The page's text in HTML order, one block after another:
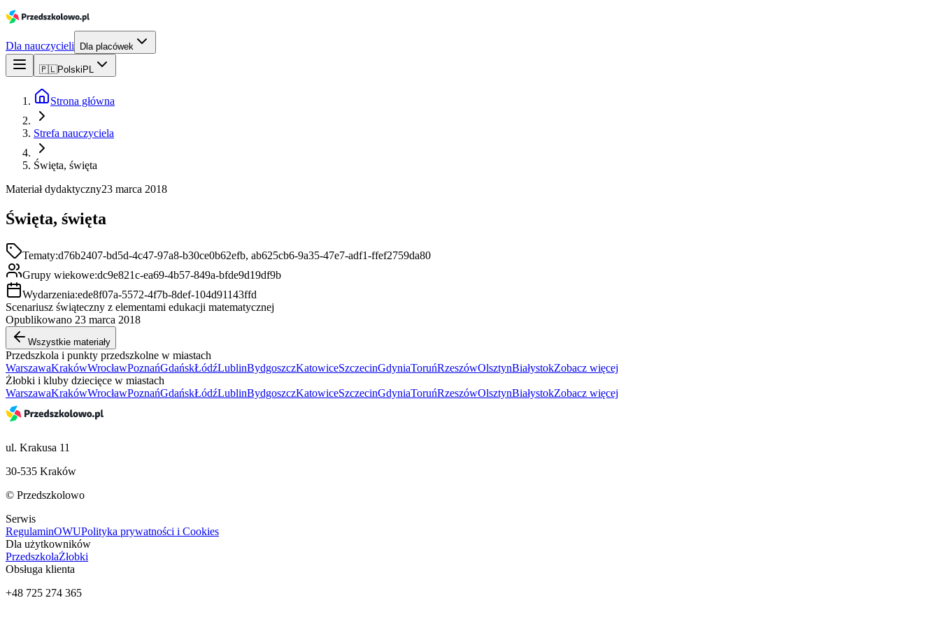
Dla nauczycieli Dla placówek
🇵🇱Polski PL
Strona główna
Strefa nauczyciela
Święta, święta
Materiał dydaktyczny23 marca 2018
Święta, święta
Tematy:d76b2407-bd5d-4c47-97a8-b30ce0b62efb, ab625cb6-9a35-47e7-adf1-ffef2759da80
Grupy wiekowe:dc9e821c-ea69-4b57-849a-bfde9d19df9b
Wydarzenia:ede8f07a-5572-4f7b-8def-104d91143ffd
Scenariusz świąteczny z elementami edukacji matematycznej
Opublikowano 23 marca 2018
Wszystkie materiały
Przedszkola i punkty przedszkolne w miastach
WarszawaKrakówWrocławPoznańGdańskŁódźLublinBydgoszczKatowiceSzczecinGdyniaToruńRzeszówOlsztynBiałystokZobacz więcej
Żłobki i kluby dziecięce w miastach
WarszawaKrakówWrocławPoznańGdańskŁódźLublinBydgoszczKatowiceSzczecinGdyniaToruńRzeszówOlsztynBiałystokZobacz więcej
ul. Krakusa 11
30-535 Kraków
© Przedszkolowo
Serwis
RegulaminOWUPolityka prywatności i Cookies
Dla użytkowników
PrzedszkolaŻłobki
Obsługa klienta
+48 725 274 365